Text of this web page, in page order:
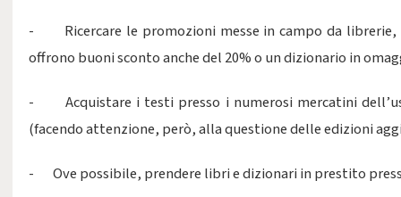
- Ricercare le promozioni messe in campo da librerie,
offrono buoni sconto anche del 20% o un dizionario in
- Acquistare i testi presso i numerosi mercatini
(facendo attenzione, però, alla questione delle edizioni
- Ove possibile, prendere libri e dizionari in prestito